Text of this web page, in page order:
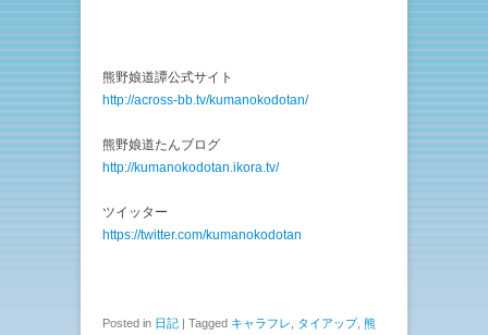
熊野娘道譚公式サイト
http://across-bb.tv/kumanokodotan/
熊野娘道たんブログ
http://kumanokodotan.ikora.tv/
ツイッター
https://twitter.com/kumanokodotan
Posted in 日記 | Tagged キャラフレ タイアップ, 熊